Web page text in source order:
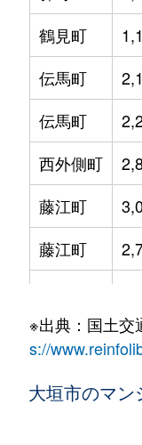
鶴見町
伝馬町
伝馬町
西外側町
藤江町
藤江町
見取町
※出典：国土交
s://
大垣市のマン